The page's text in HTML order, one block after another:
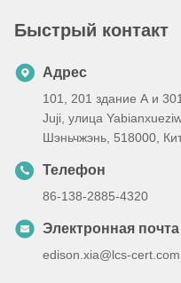
Быстрый контакт
Адрес
101, 201 здание А и
Juji, улица
Шэньчжэнь, 518000,
Телефон
86-138-2885-4320
Электронная почта
edison.xia@lcs-cert.com